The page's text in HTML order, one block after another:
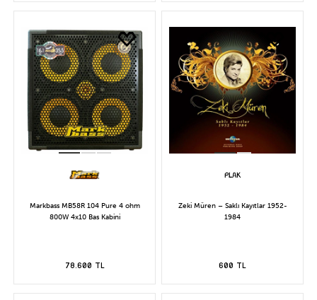
Markbass MB58R 104 Pure 4 ohm
800W 4x10 Bas Kabini
78.600 TL
Zeki Müren – Saklı Kayıtlar 1952-
1984
600 TL